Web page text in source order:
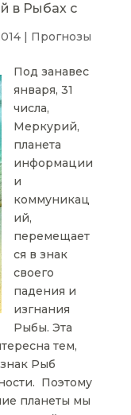
в Рыбах с
| Прогнозы
Под занавес
января, 31
числа,
Меркурий,
планета
информации
и
коммуникац
ий,
перемещает
ся в знак
своего
падения и
изгнания
Рыбы. Эта
тем,
Рыб
Поэтому
планеты мы